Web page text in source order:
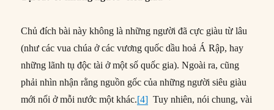
Chủ đích bài này không là những người đã cực giàu từ lâu
(như các vua chúa ở các vương quốc dầu hoả Á Rập, hay
những lãnh tụ độc tài ở một số quốc gia). Ngoài ra, cũng
phải nhìn nhận rằng nguồn gốc của những người siêu giàu
mới nổi ở mỗi nước một khác.[4] Tuy nhiên, nói chung, vài